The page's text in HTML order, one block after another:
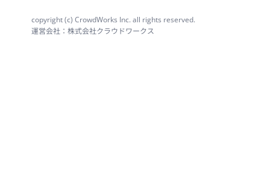
copyright (c) CrowdWorks Inc. all rights reserved.
運営会社：株式会社クラウドワークス